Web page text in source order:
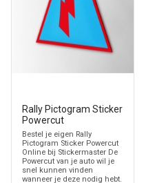
Rally Pictogram Sticker
Powercut
Bestel je eigen Rally
Pictogram Sticker Powercut
Online bij Stickermaster De
Powercut van je auto wil je
snel kunnen vinden
wanneer je deze nodig hebt.